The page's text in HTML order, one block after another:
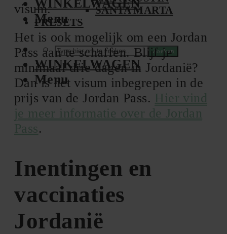
WINKELWAGEN
Menu
SANTA MARTA
PRESETS
Zoeken
WINKELWAGEN
Menu
visum.
Het is ook mogelijk om een Jordan
Pass aan te schaffen. Blijf je
minimaal drie dagen in Jordanië?
Dan is het visum inbegrepen in de
prijs van de Jordan Pass. Hier vind
je meer informatie over de Jordan
Pass.
Inentingen en
vaccinaties
Jordanië